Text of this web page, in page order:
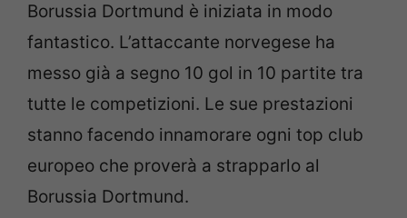
Borussia Dortmund è iniziata in modo
fantastico. L’attaccante norvegese ha
messo già a segno 10 gol in 10 partite tra
tutte le competizioni. Le sue prestazioni
stanno facendo innamorare ogni top club
europeo che proverà a strapparlo al
Borussia Dortmund.